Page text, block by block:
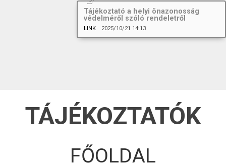
Tájékoztató a helyi önazonosság
védelméről szóló rendeletről
LINK 2025/10/21 14:13
TÁJÉKOZTATÓK
FŐOLDAL